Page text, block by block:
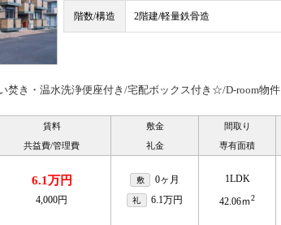
階数/構造 2階建/軽量鉄骨造
焚き・温水洗浄便座付き/宅配ボックス付き☆/D-room物件
賃料
共益費/管理費
敷金
礼金
間取り
専有面積
6.1万円
4,000円
敷 0ヶ月
礼 6.1万円
1LDK
42.06ｍ2